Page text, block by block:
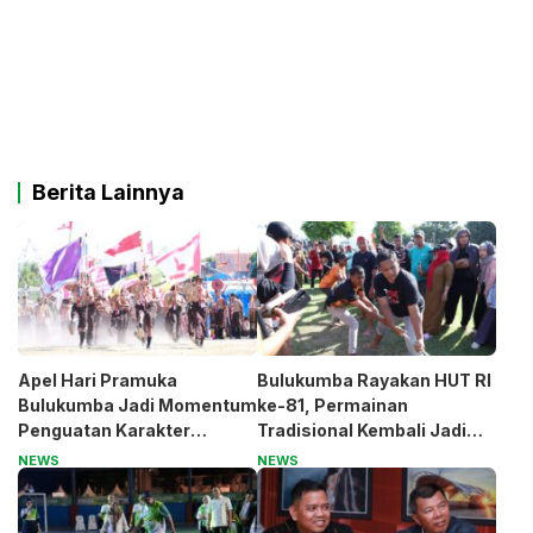
Berita Lainnya
Apel Hari Pramuka
Bulukumba Jadi Momentum
Penguatan Karakter
Generasi Muda
NEWS
Bulukumba Rayakan HUT RI
ke-81, Permainan
Tradisional Kembali Jadi
Magnet
NEWS